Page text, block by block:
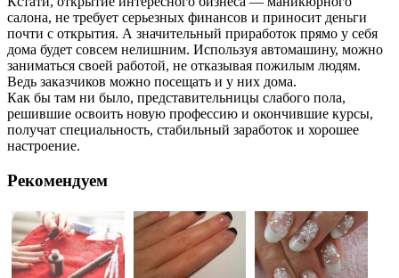
салона, не требует серьезных финансов и приносит деньги
почти с открытия. А значительный приработок прямо у себя
дома будет совсем нелишним. Используя автомашину, можно
заниматься своей работой, не отказывая пожилым людям.
Ведь заказчиков можно посещать и у них дома.
Как бы там ни было, представительницы слабого пола,
решившие освоить новую профессию и окончившие курсы,
получат специальность, стабильный заработок и хорошее
настроение.
Рекомендуем